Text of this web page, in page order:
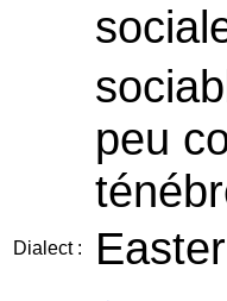
peu
Dialect :